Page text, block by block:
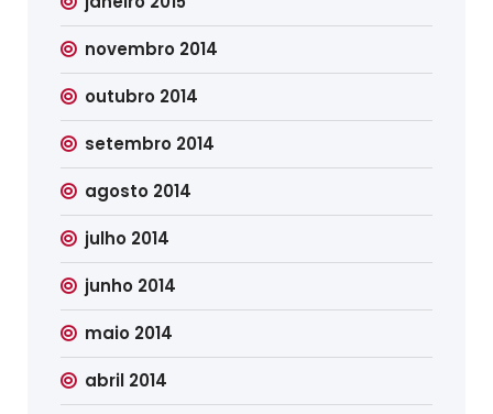
novembro 2014
outubro 2014
setembro 2014
agosto 2014
julho 2014
junho 2014
maio 2014
abril 2014